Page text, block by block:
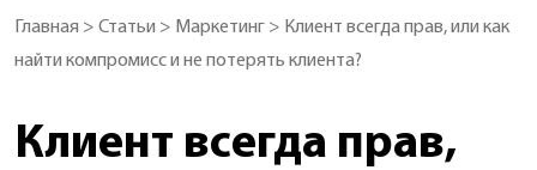
Главная > Статьи > Маркетинг > Клиент всегда прав, или как
найти компромисс и не потерять клиента?
Клиент всегда прав,